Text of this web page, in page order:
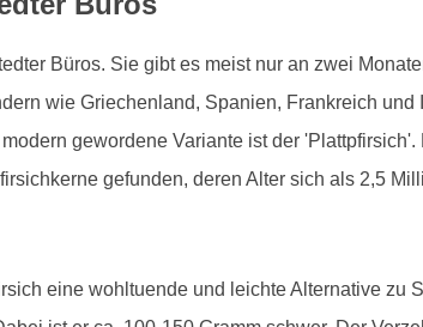
Büros. Sie gibt es meist nur an zwei
wie Griechenland, Spanien, Frankreich
gewordene Variante ist der
gefunden, deren Alter sich als 2,5
eine wohltuende und leichte Alternative zu